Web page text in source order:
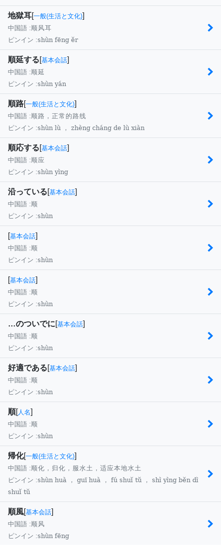
地獄耳[一般(生活と文化)]
中国語 : 顺风耳
ピンイン :shùn fēng ěr
順延する[基本会話]
中国語 : 顺延
ピンイン :shùn yán
順路[一般(生活と文化)]
中国語 : 顺路，正常的路线
ピンイン :shùn lù ， zhèng cháng de lù xiàn
順応する[基本会話]
中国語 : 顺应
ピンイン :shùn yìng
沿っている[基本会話]
中国語 : 顺
ピンイン :shùn
[基本会話]
中国語 : 顺
ピンイン :shùn
[基本会話]
中国語 : 顺
ピンイン :shùn
…のついでに[基本会話]
中国語 : 顺
ピンイン :shùn
好適である[基本会話]
中国語 : 顺
ピンイン :shùn
順[人名]
中国語 : 顺
ピンイン :shùn
帰化[一般(生活と文化)]
中国語 : 顺化，归化，服水土，适应本地水土
ピンイン :shùn huà ， guī huà ， fú shuǐ tǔ ， shì yìng běn dì
shuǐ tǔ
順風[基本会話]
中国語 : 顺风
ピンイン :shùn fēng